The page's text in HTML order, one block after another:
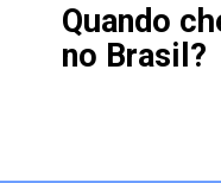
Quando
no Brasil?